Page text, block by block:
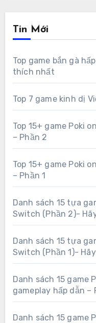
Tin Mới
Top game bắn gà
thích nhất
Top 7 game kinh dị
Top 15+ game Poki
– Phần 2
Top 15+ game Poki
– Phần 1
Danh sách 15 tựa
Switch (Phần 2)-
Danh sách 15 tựa
Switch (Phần 1)-
Danh sách 15 game
gameplay hấp dẫn –
Danh sách 15 game